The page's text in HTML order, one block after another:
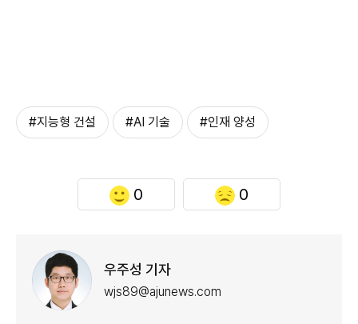
#지능형 건설 #AI 기술 #인재 양성
0 0
우주성 기자
wjs89@ajunews.com